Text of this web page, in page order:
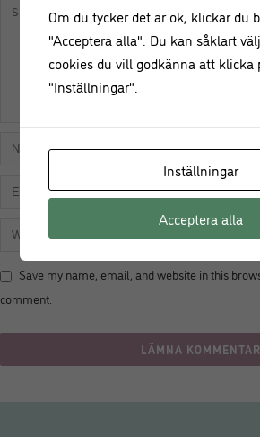
Save my name, email, and website in this
comment.
Om du tycker det är ok, klickar du
"Acceptera alla". Du kan såklart
cookies du vill godkänna att klicka
"Inställningar".
Inställningar
Acceptera alla